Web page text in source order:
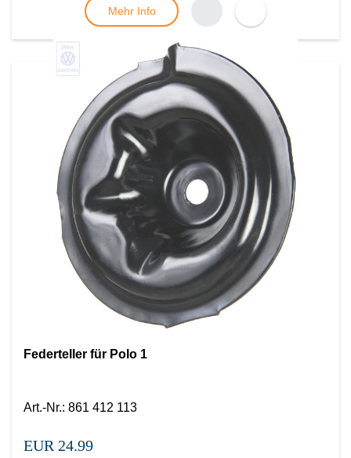
Mehr Info
Federteller für Polo 1
Art.-Nr.: 861 412 113
EUR 24.99